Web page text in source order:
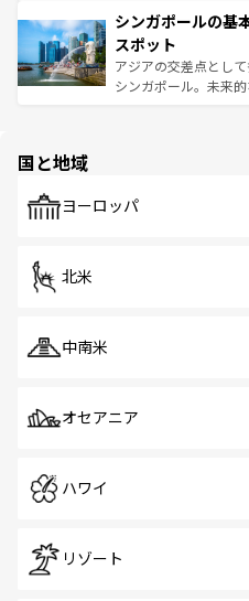
参照してほしい。
激する。気候は一年
が待っている。親し
た文化、そして多様
ける。 なお、新着
み、どこを訪れても
ており、効率よく見
うな絶景から文化的
そう。 なお、新着
シンガポールの基
スポット
アジアの交差点とし
シンガポール。未来
で、ホーカーズは地
国と地域
ヨーロッパ
北米
中南米
オセアニア
ハワイ
リゾート